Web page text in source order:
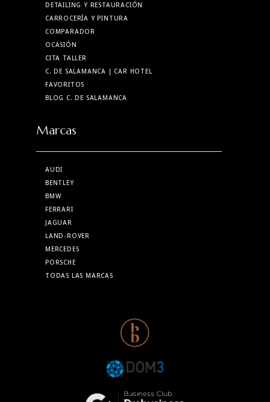
DETAILING Y RESTAURACIÓN
CARROCERÍA Y PINTURA
COMPARADOR
OCASIÓN
CITA TALLER
C. DE SALAMANCA | CAR HOTEL
FAVORITOS
BLOG C. DE SALAMANCA
Marcas
AUDI
BENTLEY
BMW
FERRARI
JAGUAR
LAND-ROVER
MERCEDES
PORSCHE
TODAS LAS MARCAS